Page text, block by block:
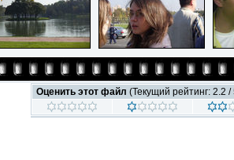
Оценить этот файл (Текущий рейтинг: 2.2 /